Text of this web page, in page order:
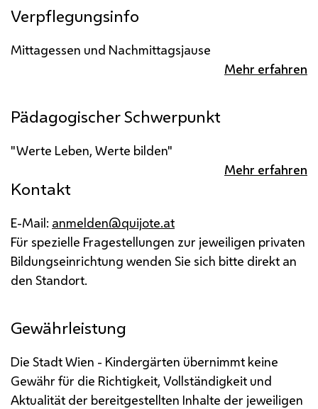
Verpflegungsinfo
Mittagessen und Nachmittagsjause
Mehr erfahren
Pädagogischer Schwerpunkt
"Werte Leben, Werte bilden"
Mehr erfahren
Kontakt
E-Mail: anmelden@quijote.at
Für spezielle Fragestellungen zur jeweiligen privaten
Bildungseinrichtung wenden Sie sich bitte direkt an
den Standort.
Gewährleistung
Die Stadt Wien - Kindergärten übernimmt keine
Gewähr für die Richtigkeit, Vollständigkeit und
Aktualität der bereitgestellten Inhalte der jeweiligen